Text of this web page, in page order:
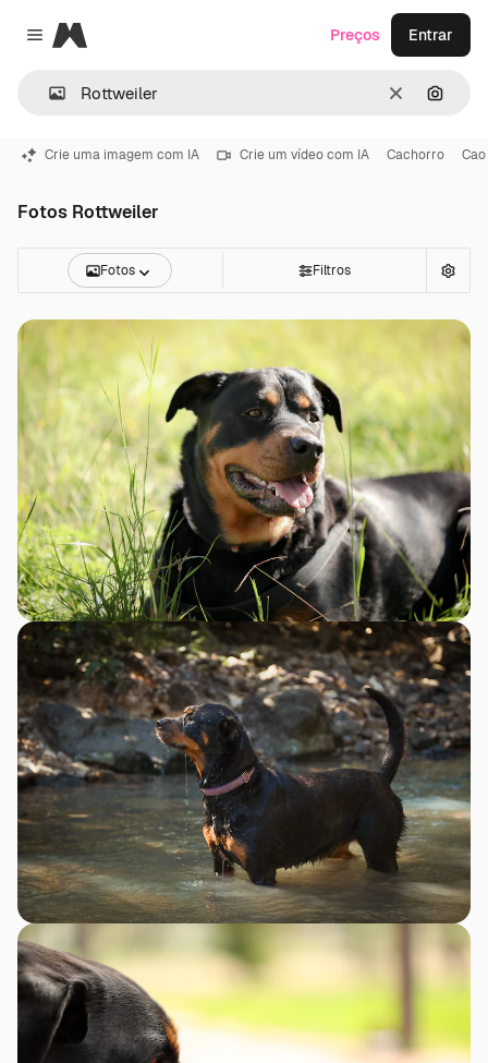
Close menu
Magnific
Limpar
Preços Entrar
Crie uma imagem com IA Crie um vídeo com IA Cachorro
Fotos Rottweiler
Fotos Filtros